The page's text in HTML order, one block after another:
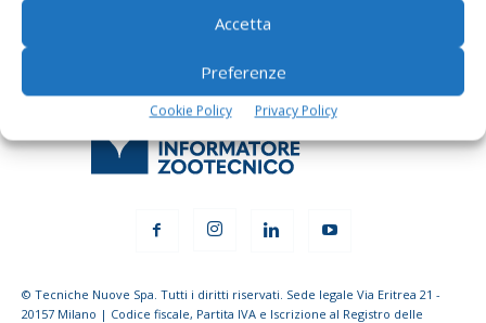
Accetta
Preferenze
Cookie Policy Privacy Policy
© Tecniche Nuove Spa. Tutti i diritti riservati. Sede legale Via Eritrea 21 -
20157 Milano | Codice fiscale, Partita IVA e Iscrizione al Registro delle